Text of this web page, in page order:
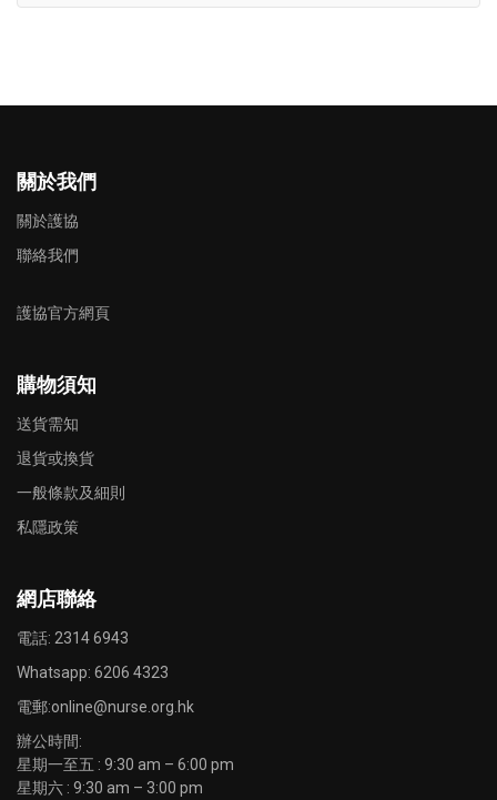
關於我們
關於護協
聯絡我們
護協官方網頁
購物須知
送貨需知
退貨或換貨
一般條款及細則
私隱政策
網店聯絡
電話: 2314 6943
Whatsapp: 6206 4323
電郵:online@nurse.org.hk
辦公時間:
星期一至五 : 9:30 am – 6:00 pm
星期六 : 9:30 am – 3:00 pm